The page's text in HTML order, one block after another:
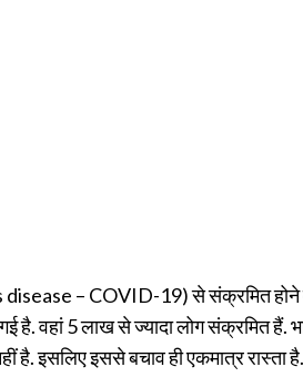
– COVID-19) से संक्रमित होने
है. वहां 5 लाख से ज्यादा लोग संक्रमित
है. इसलिए इससे बचाव ही एकमात्र रास्ता